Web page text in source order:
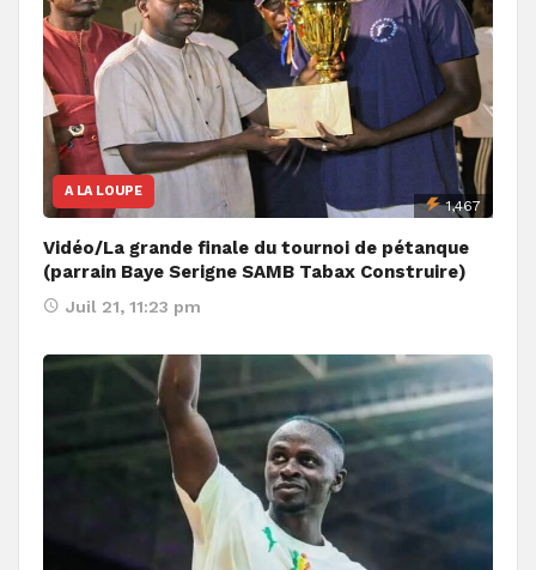
A LA LOUPE
1,467
Vidéo/La grande finale du tournoi de pétanque
(parrain Baye Serigne SAMB Tabax Construire)
Juil 21, 11:23 pm